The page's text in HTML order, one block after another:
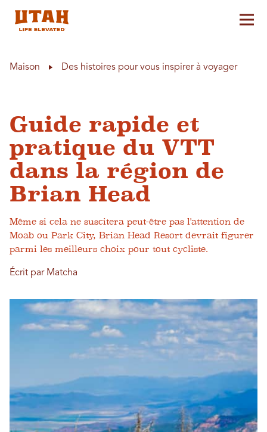
Maison Des histoires pour vous inspirer à voyager
Guide rapide et
pratique du VTT
dans la région de
Brian Head
Même si cela ne suscitera peut-être pas l'attention de
Moab ou Park City, Brian Head Resort devrait figurer
parmi les meilleurs choix pour tout cycliste.
Écrit par Matcha